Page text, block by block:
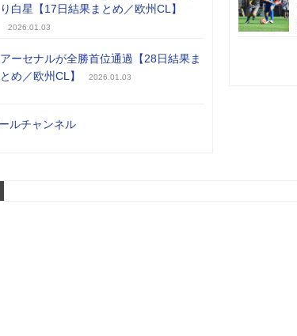
り白星【17日結果まとめ／欧州CL】
2026.01.03
アーセナルが全勝首位通過【28日結果ま
とめ／欧州CL】
2026.01.03